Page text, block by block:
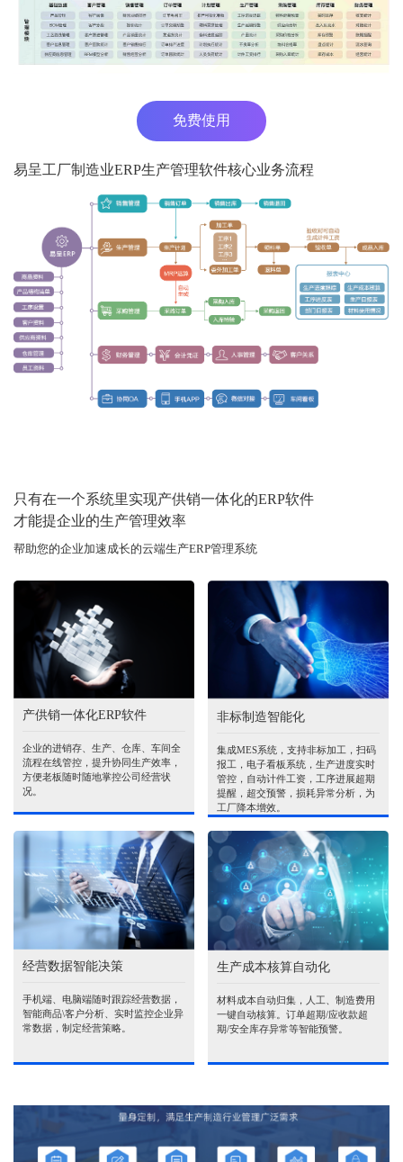
免费使用
易呈工厂制造业ERP生产管理软件核心业务流程
只有在一个系统里实现产供销一体化的ERP软件
才能提企业的生产管理效率
帮助您的企业加速成长的云端生产ERP管理系统
产供销一体化ERP软件
企业的进销存、生产、仓库、车间全
流程在线管控，提升协同生产效率，
方便老板随时随地掌控公司经营状
况。
非标制造智能化
集成MES系统，支持非标加工，扫码
报工，电子看板系统，生产进度实时
管控，自动计件工资，工序进展超期
提醒，超交预警，损耗异常分析，为
工厂降本增效。
经营数据智能决策
手机端、电脑端随时跟踪经营数据，
智能商品\客户分析、实时监控企业异
常数据，制定经营策略。
生产成本核算自动化
材料成本自动归集，人工、制造费用
一键自动核算。订单超期/应收款超
期/安全库存异常等智能预警。